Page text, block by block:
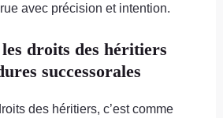
avec précision et intention.
droits des héritiers
successorales
des héritiers, c’est comme